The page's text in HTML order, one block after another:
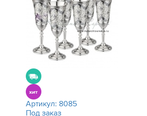
Артикул: 8085
Под заказ